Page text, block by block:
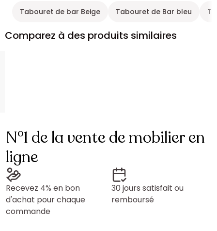
Tabouret de bar Beige Tabouret de Bar bleu
Comparez à des produits similaires
N°1 de la vente de mobilier en
ligne
Recevez 4% en bon
d'achat pour chaque
commande
30 jours satisfait ou
remboursé